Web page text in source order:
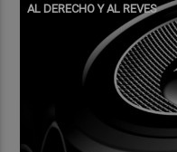
AL DERECHO Y AL REVES